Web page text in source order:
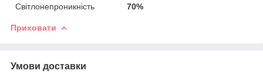
Світлонепроникність
70%
Приховати
Умови доставки